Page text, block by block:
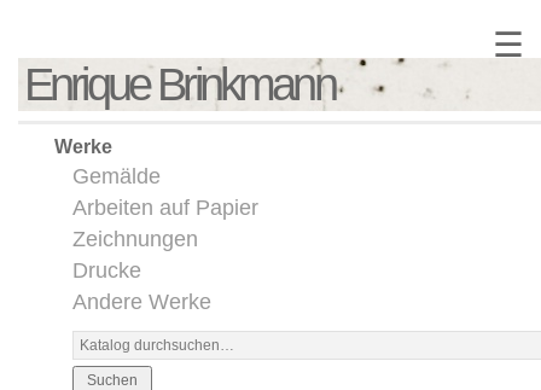
☰
Enrique Brinkmann
Werke
Gemälde
Arbeiten auf Papier
Zeichnungen
Drucke
Andere Werke
Suchen